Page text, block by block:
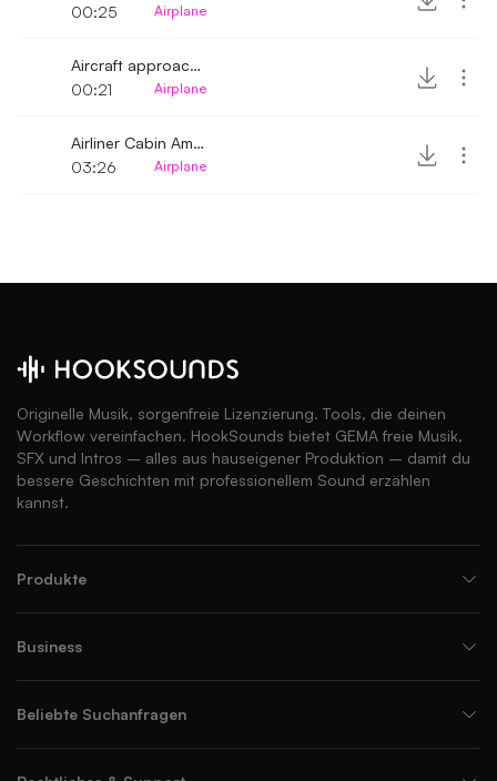
00:25
Airplane
Aircraft approaching flying over
00:21
Airplane
Airliner Cabin Ambience Ground Rolling
03:26
Airplane
Originelle Musik, sorgenfreie Lizenzierung. Tools, die deinen
Workflow vereinfachen. HookSounds bietet GEMA freie Musik,
SFX und Intros – alles aus hauseigener Produktion – damit du
bessere Geschichten mit professionellem Sound erzählen
kannst.
Produkte
Business
Beliebte Suchanfragen